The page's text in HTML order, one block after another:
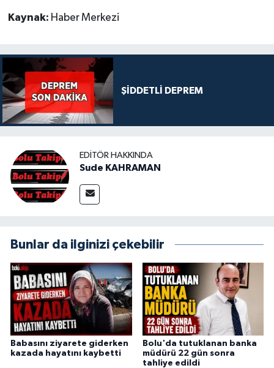
Kaynak: Haber Merkezi
ŞİDDETLİ DEPREM
EDITÖR HAKKINDA
Sude KAHRAMAN
Bunlar da ilginizi çekebilir
Babasını ziyarete giderken
kazada hayatını kaybetti
Bolu'da tutuklanan banka
müdürü 22 gün sonra
tahliye edildi